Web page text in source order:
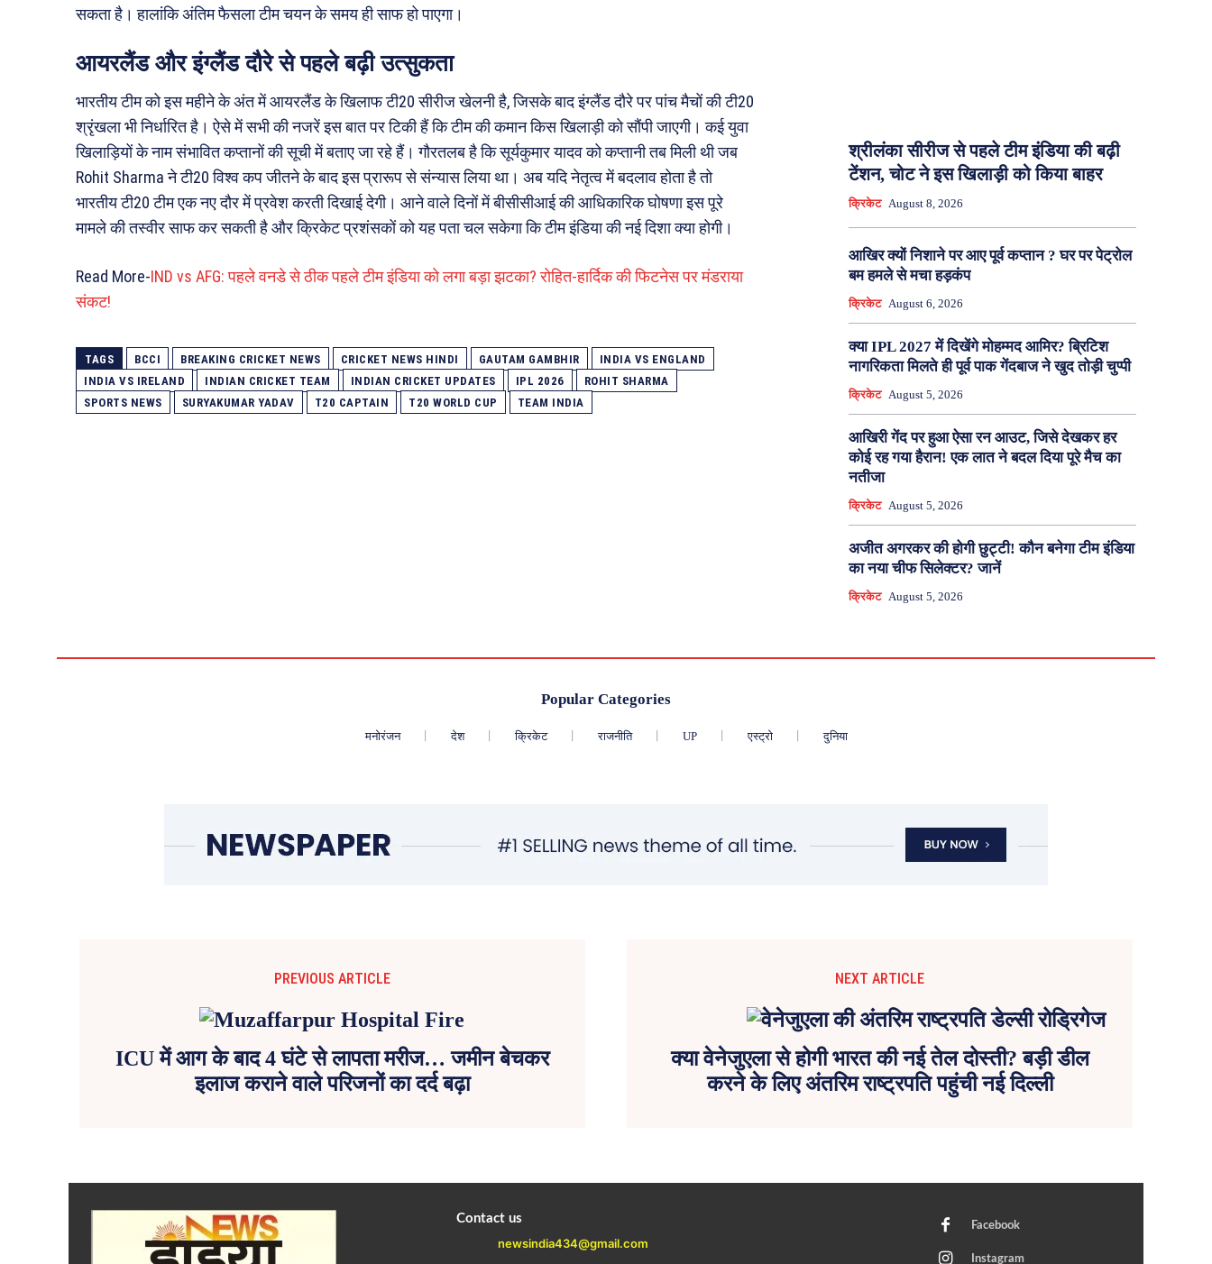
सकता है। हालांकि अंतिम फैसला टीम चयन के समय ही साफ हो पाएगा।
आयरलैंड और इंग्लैंड दौरे से पहले बढ़ी उत्सुकता
भारतीय टीम को इस महीने के अंत में आयरलैंड के खिलाफ टी20 सीरीज खेलनी है, जिसके बाद इंग्लैंड दौरे पर पांच मैचों की टी20
श्रृंखला भी निर्धारित है। ऐसे में सभी की नजरें इस बात पर टिकी हैं कि टीम की कमान किस खिलाड़ी को सौंपी जाएगी। कई युवा
खिलाड़ियों के नाम संभावित कप्तानों की सूची में बताए जा रहे हैं। गौरतलब है कि सूर्यकुमार यादव को कप्तानी तब मिली थी जब
Rohit Sharma ने टी20 विश्व कप जीतने के बाद इस प्रारूप से संन्यास लिया था। अब यदि नेतृत्व में बदलाव होता है तो
भारतीय टी20 टीम एक नए दौर में प्रवेश करती दिखाई देगी। आने वाले दिनों में बीसीसीआई की आधिकारिक घोषणा इस पूरे
मामले की तस्वीर साफ कर सकती है और क्रिकेट प्रशंसकों को यह पता चल सकेगा कि टीम इंडिया की नई दिशा क्या होगी।
Read More-IND vs AFG: पहले वनडे से ठीक पहले टीम इंडिया को लगा बड़ा झटका? रोहित-हार्दिक की फिटनेस पर मंडराया
संकट!
TAGS BCCI BREAKING CRICKET NEWS CRICKET NEWS HINDI GAUTAM GAMBHIR
INDIA VS ENGLAND
INDIA VS IRELAND
INDIAN CRICKET TEAM INDIAN CRICKET UPDATES IPL 2026
ROHIT SHARMA
SPORTS NEWS
SURYAKUMAR YADAV T20 CAPTAIN T20 WORLD CUP TEAM INDIA
श्रीलंका सीरीज से पहले टीम इंडिया की बढ़ी
टेंशन, चोट ने इस खिलाड़ी को किया बाहर
क्रिकेट August 8, 2026
आखिर क्यों निशाने पर आए पूर्व कप्तान ? घर पर पेट्रोल
बम हमले से मचा हड़कंप
क्रिकेट August 6, 2026
क्या IPL 2027 में दिखेंगे मोहम्मद आमिर? ब्रिटिश
नागरिकता मिलते ही पूर्व पाक गेंदबाज ने खुद तोड़ी चुप्पी
क्रिकेट August 5, 2026
आखिरी गेंद पर हुआ ऐसा रन आउट, जिसे देखकर हर
कोई रह गया हैरान! एक लात ने बदल दिया पूरे मैच का
नतीजा
क्रिकेट August 5, 2026
अजीत अगरकर की होगी छुट्टी! कौन बनेगा टीम इंडिया
का नया चीफ सिलेक्टर? जानें
क्रिकेट August 5, 2026
Popular Categories
मनोरंजन देश क्रिकेट राजनीति UP एस्ट्रो दुनिया
PREVIOUS ARTICLE
ICU में आग के बाद 4 घंटे से लापता मरीज… जमीन बेचकर
इलाज कराने वाले परिजनों का दर्द बढ़ा
NEXT ARTICLE
क्या वेनेजुएला से होगी भारत की नई तेल दोस्ती? बड़ी डील
करने के लिए अंतरिम राष्ट्रपति पहुंची नई दिल्ली
Contact us
newsindia434@gmail.com
Facebook
Instagram